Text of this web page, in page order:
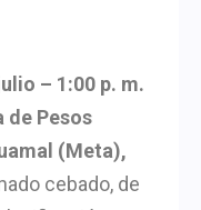
– 1:00 p. m.
de Pesos
(Meta),
cebado, de